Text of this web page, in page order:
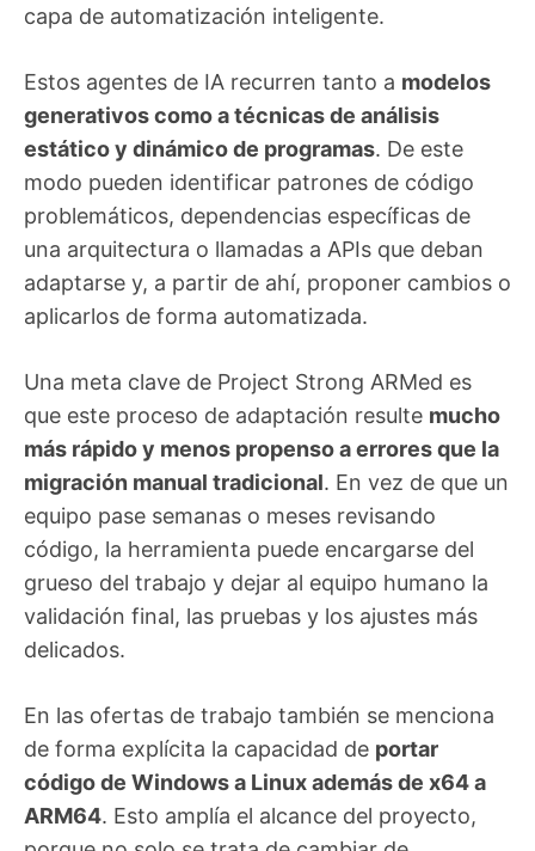
capa de automatización inteligente.
Estos agentes de IA recurren tanto a modelos
generativos como a técnicas de análisis
estático y dinámico de programas. De este
modo pueden identificar patrones de código
problemáticos, dependencias específicas de
una arquitectura o llamadas a APIs que deban
adaptarse y, a partir de ahí, proponer cambios o
aplicarlos de forma automatizada.
Una meta clave de Project Strong ARMed es
que este proceso de adaptación resulte mucho
más rápido y menos propenso a errores que la
migración manual tradicional. En vez de que un
equipo pase semanas o meses revisando
código, la herramienta puede encargarse del
grueso del trabajo y dejar al equipo humano la
validación final, las pruebas y los ajustes más
delicados.
En las ofertas de trabajo también se menciona
de forma explícita la capacidad de portar
código de Windows a Linux además de x64 a
ARM64. Esto amplía el alcance del proyecto,